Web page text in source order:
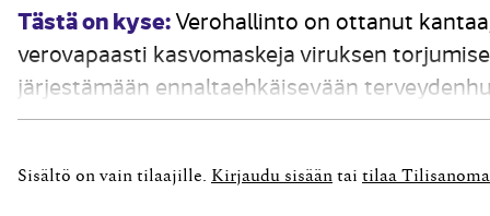
Tästä on kyse:Verohallinto on ottanut
verovapaasti kasvomaskeja viruksen
järjestämään ennaltaehkäisevään
käyttääkö työntekijä suojavälineitä myös
Sisältö on vain tilaajille. Kirjaudu sisään tai tilaa